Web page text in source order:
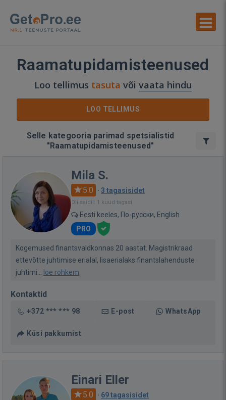
Raamatupidamisteenused
Loo tellimus tasuta või vaata hindu
LOO TELLIMUS
Selle kategooria parimad spetsialistid
"Raamatupidamisteenused"
Mila S.
5.0 · 3 tagasisidet
Oli saidil: 1 kuud tagasi
Eesti keeles, По-русски, English
PRO
Kogemused finantsvaldkonnas 20 aastat. Magistrikraad
ettevõtte juhtimise erialal, lisaerialaks finantslahenduste
juhtimi...
loe rohkem
Kontaktid
+372 *** *** 98 E-post WhatsApp
Küsi pakkumist
Einari Eller
5.0 · 69 tagasisidet